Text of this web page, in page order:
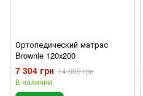
Ортопедический матрас
Brownie 120х200
7 304 грн 14 609 грн
В наличии